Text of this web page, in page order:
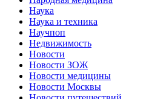
Наука
Наука и техника
Научпоп
Недвижимость
Новости
Новости ЗОЖ
Новости медицины
Новости Москвы